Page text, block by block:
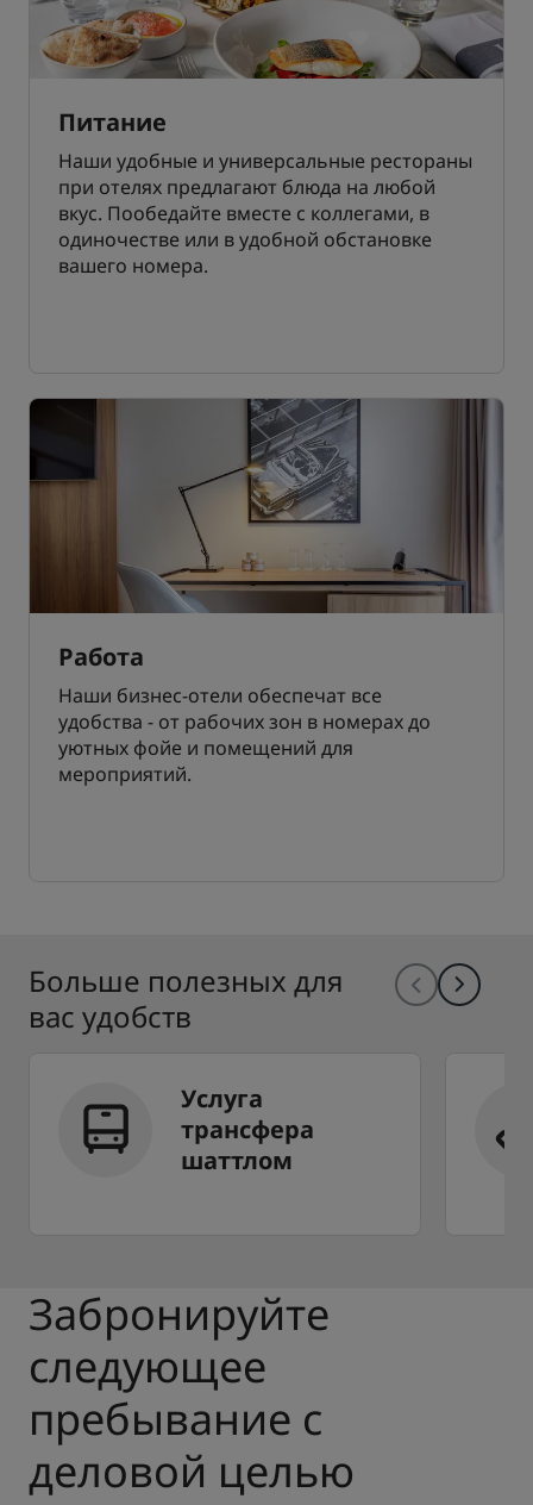
Питание
Наши удобные и универсальные рестораны
при отелях предлагают блюда на любой
вкус. Пообедайте вместе с коллегами, в
одиночестве или в удобной обстановке
вашего номера.
Работа
Наши бизнес-отели обеспечат все
удобства - от рабочих зон в номерах до
уютных фойе и помещений для
мероприятий.
Больше полезных для
вас удобств
Услуга
трансфера
шаттлом
Забронируйте
следующее
пребывание с
деловой целью